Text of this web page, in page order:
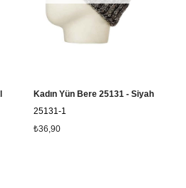
Kadın Yün Bere 25131 - Siyah
25131-1
₺36,90